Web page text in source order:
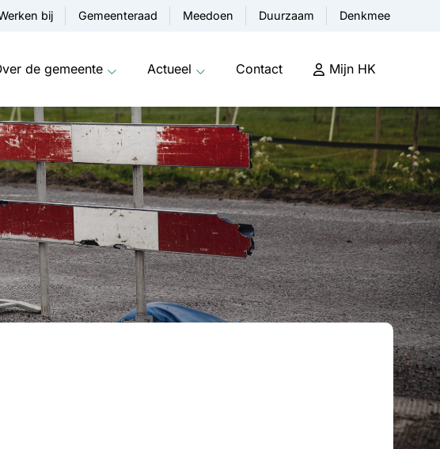
bij Gemeenteraad Meedoen Duurzaam Denkmee
de gemeente Actueel Contact Mijn HK